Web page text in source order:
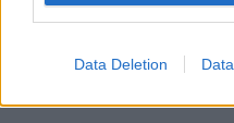
Data Deletion